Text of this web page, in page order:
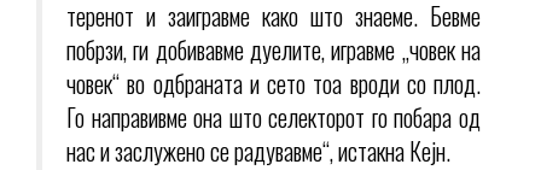
теренот и заигравме како што знаеме. Бевме
побрзи, ги добивавме дуелите, игравме „човек на
човек“ во одбраната и сето тоа вроди со плод.
Го направивме она што селекторот го побара од
нас и заслужено се радувавме“, истакна Кејн.